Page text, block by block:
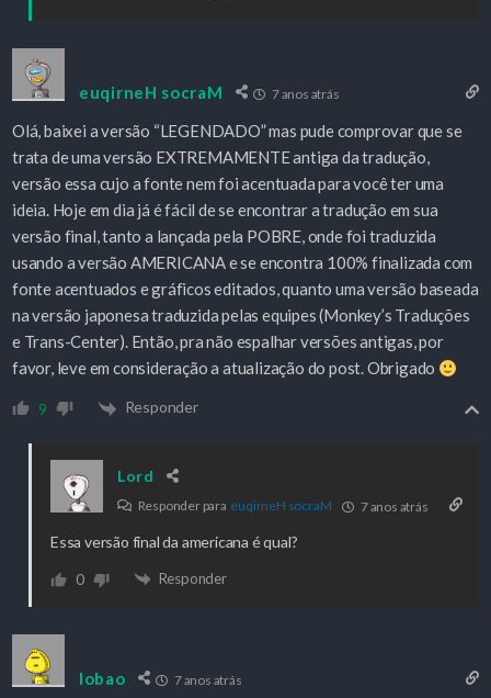
euqirneH socraM 7 anos atrás
Olá, baixei a versão “LEGENDADO” mas pude comprovar que se
trata de uma versão EXTREMAMENTE antiga da tradução,
versão essa cujo a fonte nem foi acentuada para você ter uma
ideia. Hoje em dia já é fácil de se encontrar a tradução em sua
versão final, tanto a lançada pela POBRE, onde foi traduzida
usando a versão AMERICANA e se encontra 100% finalizada com
fonte acentuados e gráficos editados, quanto uma versão baseada
na versão japonesa traduzida pelas equipes (Monkey’s Traduções
e Trans-Center). Então, pra não espalhar versões antigas, por
favor, leve em consideração a atualização do post. Obrigado
9 Responder
Lord
Responder para euqirneH socraM 7 anos atrás
Essa versão final da americana é qual?
0 Responder
lobao 7 anos atrás